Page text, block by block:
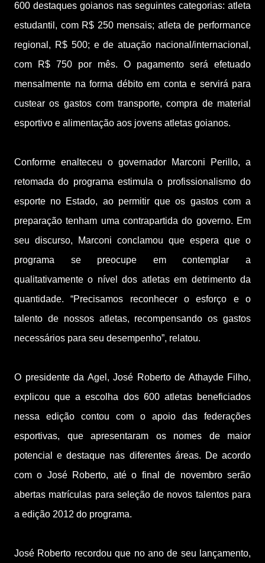
600 destaques goianos nas seguintes categorias: atleta
estudantil, com R$ 250 mensais; atleta de performance
regional, R$ 500; e de atuação nacional/internacional,
com R$ 750 por mês. O pagamento será efetuado
mensalmente na forma débito em conta e servirá para
custear os gastos com transporte, compra de material
esportivo e alimentação aos jovens atletas goianos.
Conforme enalteceu o governador Marconi Perillo, a
retomada do programa estimula o profissionalismo do
esporte no Estado, ao permitir que os gastos com a
preparação tenham uma contrapartida do governo. Em
seu discurso, Marconi conclamou que espera que o
programa se preocupe em contemplar a
qualitativamente o nível dos atletas em detrimento da
quantidade. “Precisamos reconhecer o esforço e o
talento de nossos atletas, recompensando os gastos
necessários para seu desempenho”, relatou.
O presidente da Agel, José Roberto de Athayde Filho,
explicou que a escolha dos 600 atletas beneficiados
nessa edição contou com o apoio das federações
esportivas, que apresentaram os nomes de maior
potencial e destaque nas diferentes áreas. De acordo
com o José Roberto, até o final de novembro serão
abertas matrículas para seleção de novos talentos para
a edição 2012 do programa.
José Roberto recordou que no ano de seu lançamento,